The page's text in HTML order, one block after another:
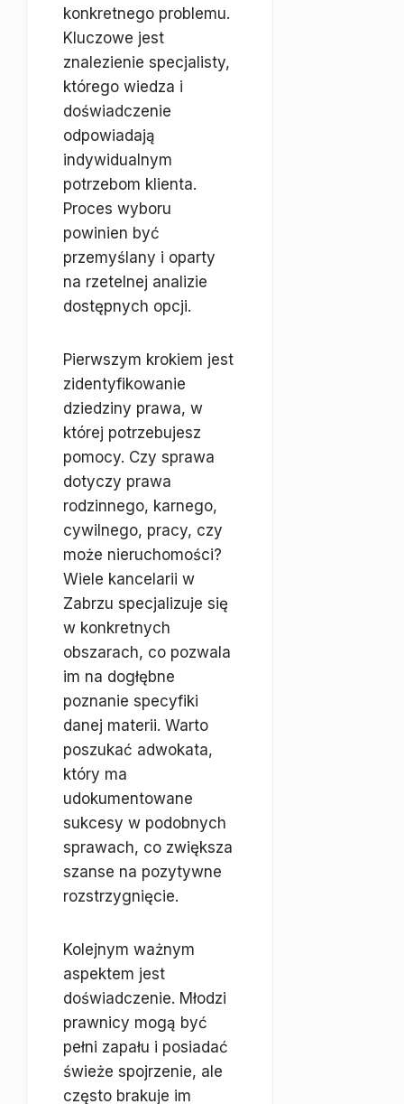
konkretnego problemu.
Kluczowe jest
znalezienie specjalisty,
którego wiedza i
doświadczenie
odpowiadają
indywidualnym
potrzebom klienta.
Proces wyboru
powinien być
przemyślany i oparty
na rzetelnej analizie
dostępnych opcji.
Pierwszym krokiem jest
zidentyfikowanie
dziedziny prawa, w
której potrzebujesz
pomocy. Czy sprawa
dotyczy prawa
rodzinnego, karnego,
cywilnego, pracy, czy
może nieruchomości?
Wiele kancelarii w
Zabrzu specjalizuje się
w konkretnych
obszarach, co pozwala
im na dogłębne
poznanie specyfiki
danej materii. Warto
poszukać adwokata,
który ma
udokumentowane
sukcesy w podobnych
sprawach, co zwiększa
szanse na pozytywne
rozstrzygnięcie.
Kolejnym ważnym
aspektem jest
doświadczenie. Młodzi
prawnicy mogą być
pełni zapału i posiadać
świeże spojrzenie, ale
często brakuje im